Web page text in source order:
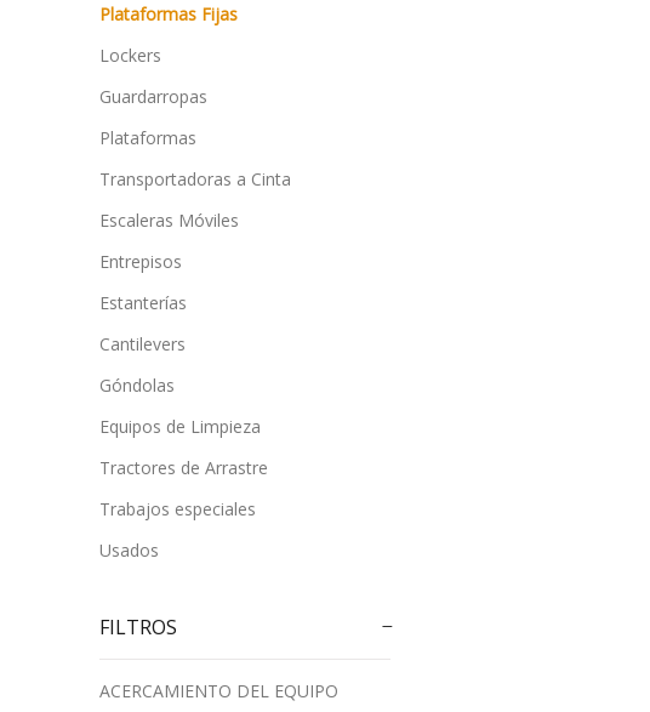
Plataformas Fijas
Lockers
Guardarropas
Plataformas
Transportadoras a Cinta
Escaleras Móviles
Entrepisos
Estanterías
Cantilevers
Góndolas
Equipos de Limpieza
Tractores de Arrastre
Trabajos especiales
Usados
FILTROS
ACERCAMIENTO DEL EQUIPO